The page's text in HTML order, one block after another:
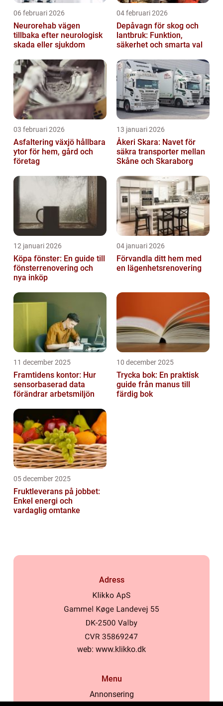
06 februari 2026
Neurorehab vägen
tillbaka efter neurologisk
skada eller sjukdom
04 februari 2026
Depåvagn för skog och
lantbruk: Funktion,
säkerhet och smarta val
03 februari 2026
Asfaltering växjö hållbara
ytor för hem, gård och
företag
13 januari 2026
Åkeri Skara: Navet för
säkra transporter mellan
Skåne och Skaraborg
12 januari 2026
Köpa fönster: En guide till
fönsterrenovering och
nya inköp
04 januari 2026
Förvandla ditt hem med
en lägenhetsrenovering
11 december 2025
Framtidens kontor: Hur
sensorbaserad data
förändrar arbetsmiljön
10 december 2025
Trycka bok: En praktisk
guide från manus till
färdig bok
05 december 2025
Fruktleverans på jobbet:
Enkel energi och
vardaglig omtanke
Adress
web: www.klikko.dk
Menu
Annonsering